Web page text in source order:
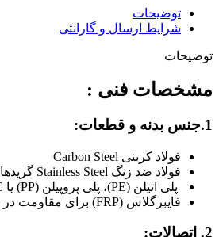
توضیحات
شرایط ارسال و گارانتی
توضیحات
مشخصات فنی :
1.جنس بدنه و قطعات:
فولاد کربنی Carbon Steel
فولاد ضد زنگ Stainless Steel گریدهای 304، 316، 316
پلی اتیلن (PE)، پلی پروپیلن (PP) یا PVC برای محیط‌های خورنده
فایبرگلاس (FRP) برای مقاومت در برابر خوردگی
2. اتصالات: